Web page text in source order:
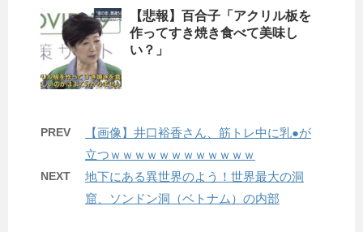
【悲報】百合子「アクリル板を
作ってすき焼き食べて美味し
い？」
PREV
【画像】井口裕香さん、筋トレ中に乳●が
立つｗｗｗｗｗｗｗｗｗｗｗｗ
NEXT
地下にある異世界のよう！世界最大の洞
窟、ソンドン洞（ベトナム）の内部